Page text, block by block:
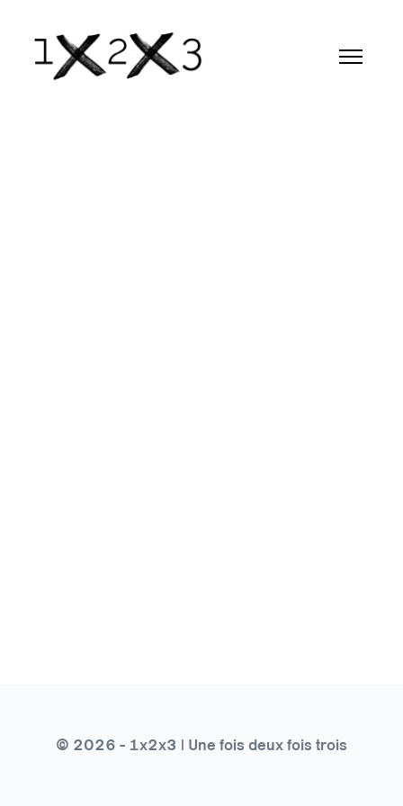
© 2026 - 1x2x3 | Une fois deux fois trois